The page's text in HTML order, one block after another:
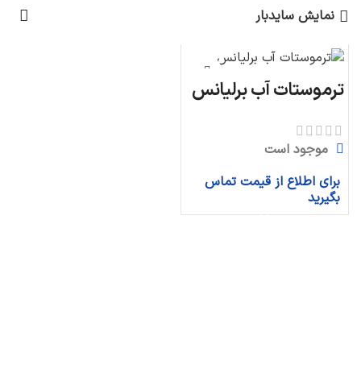
نمایش سایدبار
ترموستات آب برلیانس
موجود است
برای اطلاع از قیمت تماس
بگیرید